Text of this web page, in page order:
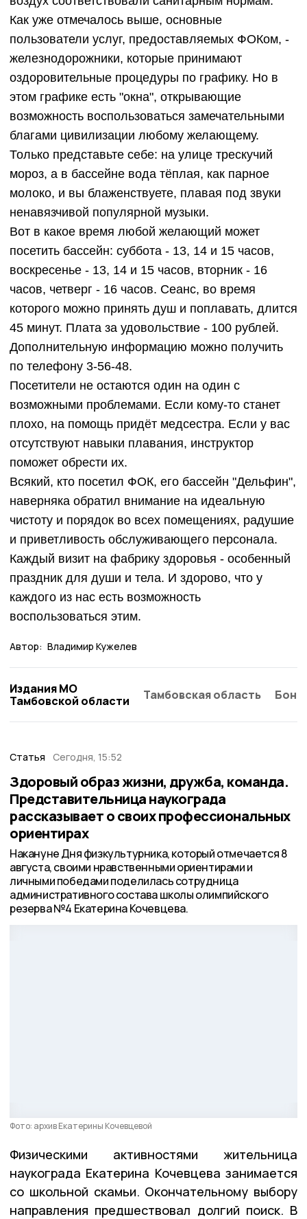
Как уже отмечалось выше, основные
пользователи услуг, предоставляемых ФОКом, -
железнодорожники, которые принимают
оздоровительные процедуры по графику. Но в
этом графике есть "окна", открывающие
возможность воспользоваться замечательными
благами цивилизации любому желающему.
Только представьте себе: на улице трескучий
мороз, а в бассейне вода тёплая, как парное
молоко, и вы блаженствуете, плавая под звуки
ненавязчивой популярной музыки.
Вот в какое время любой желающий может
посетить бассейн: суббота - 13, 14 и 15 часов,
воскресенье - 13, 14 и 15 часов, вторник - 16
часов, четверг - 16 часов. Сеанс, во время
которого можно принять душ и поплавать, длится
45 минут. Плата за удовольствие - 100 рублей.
Дополнительную информацию можно получить
по телефону 3-56-48.
Посетители не остаются один на один с
возможными проблемами. Если кому-то станет
плохо, на помощь придёт медсестра. Если у вас
отсутствуют навыки плавания, инструктор
поможет обрести их.
Всякий, кто посетил ФОК, его бассейн "Дельфин",
наверняка обратил внимание на идеальную
чистоту и порядок во всех помещениях, радушие
и приветливость обслуживающего персонала.
Каждый визит на фабрику здоровья - особенный
праздник для души и тела. И здорово, что у
каждого из нас есть возможность
воспользоваться этим.
Автор: Владимир Кужелев
Издания МО
Тамбовской области
Тамбовская область
Статья Сегодня, 15:52
Здоровый образ жизни, дружба, команда.
Представительница наукограда
рассказывает о своих профессиональных
ориентирах
Накануне Дня физкультурника, который отмечается 8
августа, своими нравственными ориентирами и
личными победами поделилась сотрудница
административного состава школы олимпийского
резерва №4 Екатерина Кочевцева.
Фото: архив Екатерины Кочевцевой
Физическими активностями жительница
наукограда Екатерина Кочевцева занимается
со школьной скамьи. Окончательному выбору
направления предшествовал долгий поиск. В